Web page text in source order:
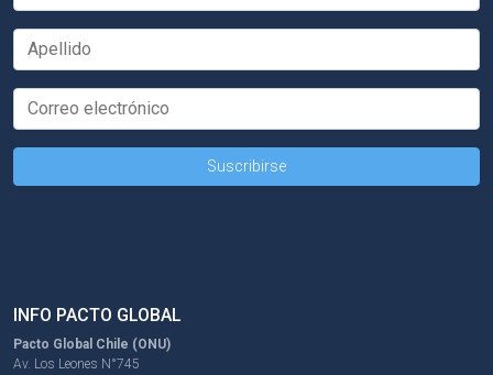
INFO PACTO GLOBAL
Pacto Global Chile (ONU)
Av. Los Leones N°745